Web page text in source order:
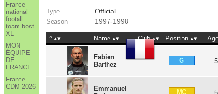
France
national
footall
team best
XL
MON
ÉQUIPE
DE
FRANCE
France
CDM 2026
Type Official
Season 1997-1998
^ Name Club Position
Fabien
Barthez
G
Emmanuel
MC